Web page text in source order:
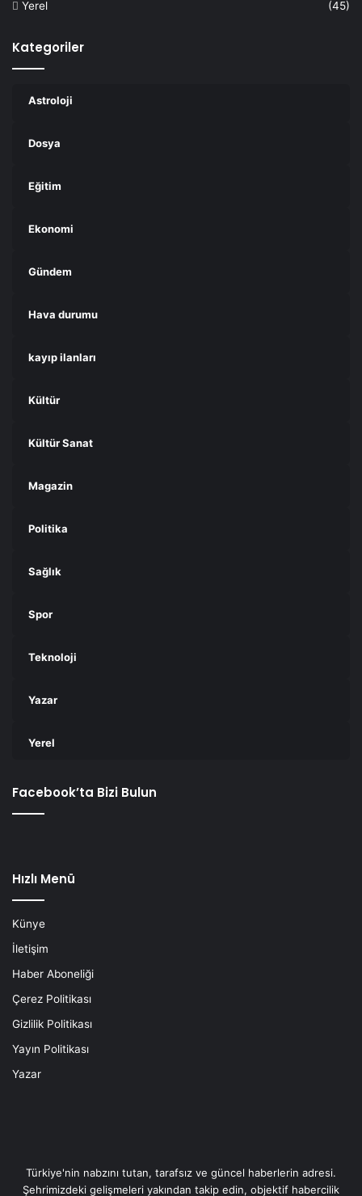
Yerel
(45)
Kategoriler
Astroloji
Dosya
Eğitim
Ekonomi
Gündem
Hava durumu
kayıp ilanları
Kültür
Kültür Sanat
Magazin
Politika
Sağlık
Spor
Teknoloji
Yazar
Yerel
Facebook’ta Bizi Bulun
Hızlı Menü
Künye
İletişim
Haber Aboneliği
Çerez Politikası
Gizlilik Politikası
Yayın Politikası
Yazar
Türkiye'nin nabzını tutan, tarafsız ve güncel haberlerin adresi.
Şehrimizdeki gelişmeleri yakından takip edin, objektif habercilik